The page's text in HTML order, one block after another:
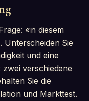
«in diesem
Unterscheiden Sie
und eine
verschiedene
Sie die
und Markttest.